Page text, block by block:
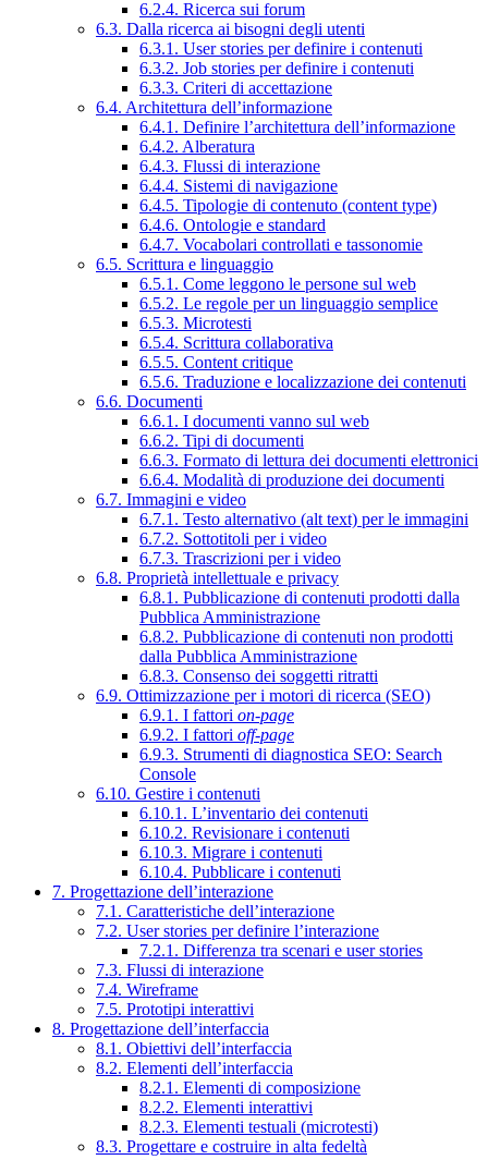
6.2.4. Ricerca sui forum
6.3. Dalla ricerca ai bisogni degli utenti
6.3.1. User stories per definire i contenuti
6.3.2. Job stories per definire i contenuti
6.3.3. Criteri di accettazione
6.4. Architettura dell’informazione
6.4.1. Definire l’architettura dell’informazione
6.4.2. Alberatura
6.4.3. Flussi di interazione
6.4.4. Sistemi di navigazione
6.4.5. Tipologie di contenuto (content type)
6.4.6. Ontologie e standard
6.4.7. Vocabolari controllati e tassonomie
6.5. Scrittura e linguaggio
6.5.1. Come leggono le persone sul web
6.5.2. Le regole per un linguaggio semplice
6.5.3. Microtesti
6.5.4. Scrittura collaborativa
6.5.5. Content critique
6.5.6. Traduzione e localizzazione dei contenuti
6.6. Documenti
6.6.1. I documenti vanno sul web
6.6.2. Tipi di documenti
6.6.3. Formato di lettura dei documenti elettronici
6.6.4. Modalità di produzione dei documenti
6.7. Immagini e video
6.7.1. Testo alternativo (alt text) per le immagini
6.7.2. Sottotitoli per i video
6.7.3. Trascrizioni per i video
6.8. Proprietà intellettuale e privacy
6.8.1. Pubblicazione di contenuti prodotti dalla
Pubblica Amministrazione
6.8.2. Pubblicazione di contenuti non prodotti
dalla Pubblica Amministrazione
6.8.3. Consenso dei soggetti ritratti
6.9. Ottimizzazione per i motori di ricerca (SEO)
6.9.1. I fattori on-page
6.9.2. I fattori off-page
6.9.3. Strumenti di diagnostica SEO: Search
Console
6.10. Gestire i contenuti
6.10.1. L’inventario dei contenuti
6.10.2. Revisionare i contenuti
6.10.3. Migrare i contenuti
6.10.4. Pubblicare i contenuti
7. Progettazione dell’interazione
7.1. Caratteristiche dell’interazione
7.2. User stories per definire l’interazione
7.2.1. Differenza tra scenari e user stories
7.3. Flussi di interazione
7.4. Wireframe
7.5. Prototipi interattivi
8. Progettazione dell’interfaccia
8.1. Obiettivi dell’interfaccia
8.2. Elementi dell’interfaccia
8.2.1. Elementi di composizione
8.2.2. Elementi interattivi
8.2.3. Elementi testuali (microtesti)
8.3. Progettare e costruire in alta fedeltà